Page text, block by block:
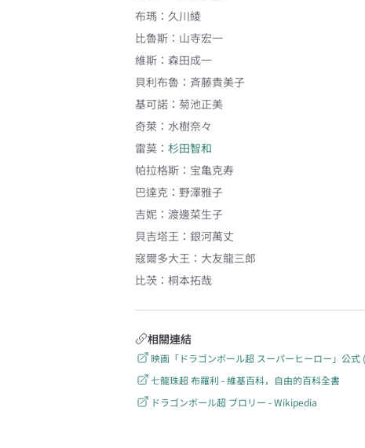
布瑪 ： 久川綾
比魯斯 ： 山寺宏一
維斯 ： 森田成一
貝利布魯 ： 斉藤貴美子
基可諾 ： 菊池正美
奇萊 ： 水樹奈々
雷莫 ： 杉田智和
帕拉格斯 ： 宝亀克寿
巴達克 ： 野澤雅子
吉妮 ： 渡邊菜生子
貝吉塔王 ： 銀河萬丈
寇爾多大王 ： 大友龍三郎
比茨 ： 桐本拓哉
相關連結
映画「ドラゴンボール超 スーパーヒーロー」公
七龍珠超 布羅利 - 維基百科，自由的百科全書
ドラゴンボール超 ブロリー - Wikipedia